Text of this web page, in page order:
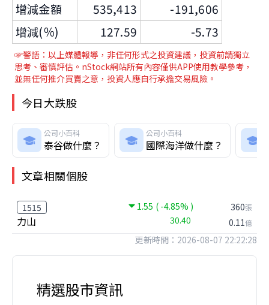
增減金額
535,413
-191,606
增減(％)
127.59 -5.73
☞警語：以上媒體報導，非任何形式之投資建議，投資前請獨立
思考、審慎評估。nStock網站所有內容僅供APP使用教學參考，
並無任何推介買賣之意，投資人應自行承擔交易風險。
今日大跌股
公司小百科
泰谷做什麼？
公司小百科
國際海洋做什麼？
文章相關個股
1515 1.55 ( -4.85% )
力山 30.40
360張
0.11億
更新時間：2026-08-07 22:22:28
精選股市資訊